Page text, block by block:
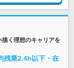
く理想のキャリアを
残業2.4h以下・在